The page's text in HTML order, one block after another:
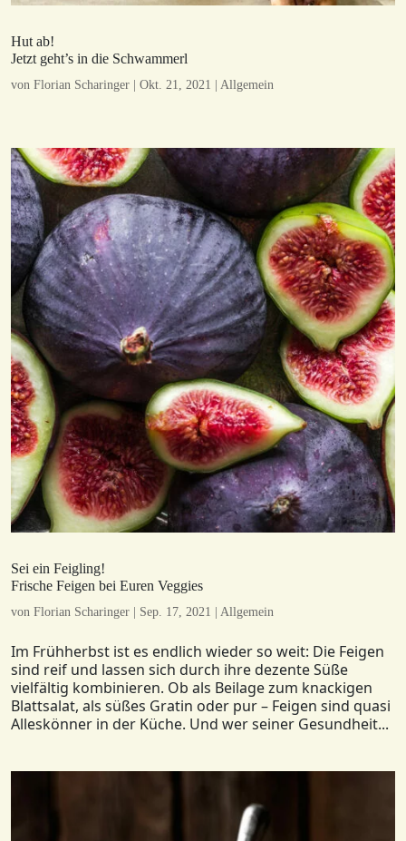
Hut ab!
Jetzt geht’s in die Schwammerl
von Florian Scharinger Okt. 21, 2021 Allgemein
Sei ein Feigling!
Frische Feigen bei Euren Veggies
von Florian Scharinger Sep. 17, 2021 Allgemein
Im Frühherbst ist es endlich wieder so weit: Die Feigen
sind reif und lassen sich durch ihre dezente Süße
vielfältig kombinieren. Ob als Beilage zum knackigen
Blattsalat, als süßes Gratin oder pur – Feigen sind quasi
Alleskönner in der Küche. Und wer seiner Gesundheit...